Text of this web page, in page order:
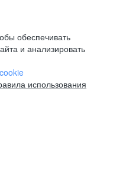
обеспечивать
и анализировать
использования